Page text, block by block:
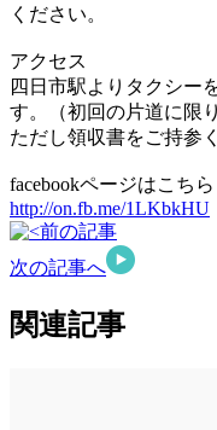
ください。
アクセス
四日市駅よりタクシー
す。（初回の片道に限
ただし領収書をご持参
facebookページはこちら
http://on.fb.me/1LKbkHU
前の記事
次の記事へ
関連記事